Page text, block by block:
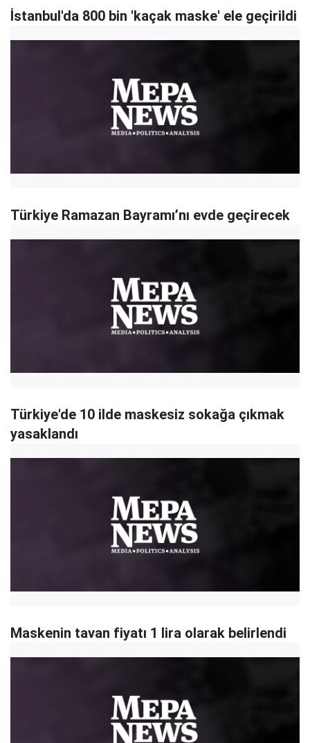
İstanbul'da 800 bin 'kaçak maske' ele geçirildi
Türkiye Ramazan Bayramı’nı evde geçirecek
Türkiye'de 10 ilde maskesiz sokağa çıkmak
yasaklandı
Maskenin tavan fiyatı 1 lira olarak belirlendi